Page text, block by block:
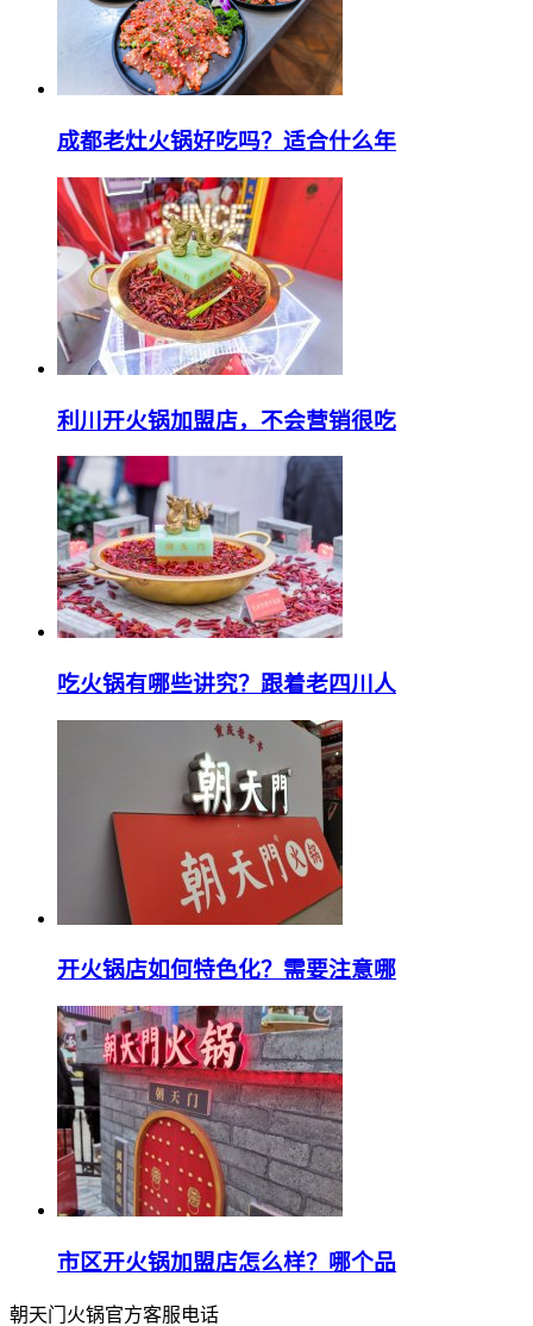
成都老灶火锅好吃吗？适合什么年
利川开火锅加盟店，不会营销很吃
吃火锅有哪些讲究？跟着老四川人
开火锅店如何特色化？需要注意哪
市区开火锅加盟店怎么样？哪个品
朝天门火锅官方客服电话